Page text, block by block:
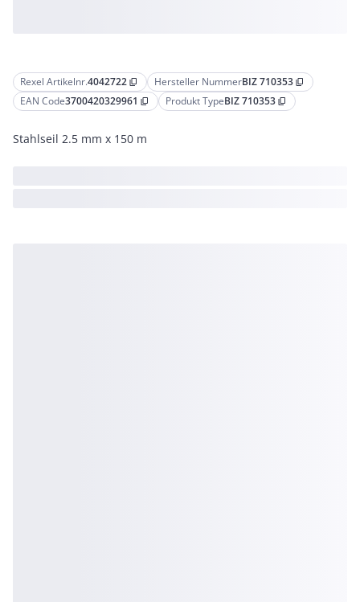
Rexel Artikelnr.4042722 content_copy Hersteller NummerBIZ 710353 content_copy
EAN Code3700420329961 content_copy Produkt TypeBIZ 710353 content_copy
Stahlseil 2.5 mm x 150 m